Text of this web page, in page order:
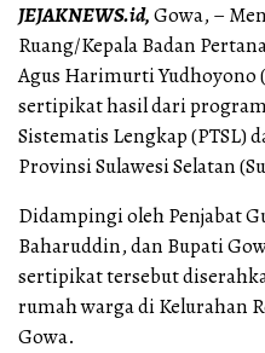
JEJAKNEWS.id,Gowa, –
Ruang/Kepala Badan
Agus Harimurti Yudhoyono
sertipikat hasil dari
Sistematis Lengkap (PTSL)
Provinsi Sulawesi Selatan
Didampingi oleh Penjabat
Baharuddin, dan Bupati
sertipikat tersebut
rumah warga di Kelurahan
Gowa.